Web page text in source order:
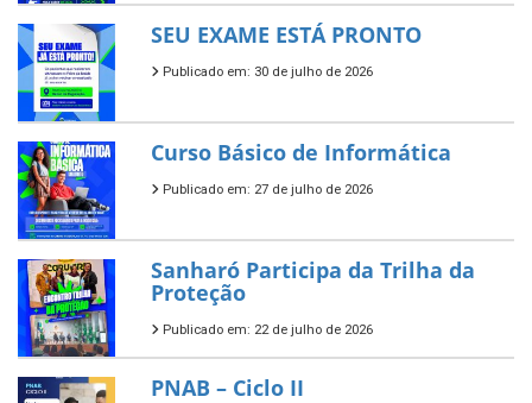
SEU EXAME ESTÁ PRONTO
Publicado em: 30 de julho de 2026
Curso Básico de Informática
Publicado em: 27 de julho de 2026
Sanharó Participa da Trilha da
Proteção
Publicado em: 22 de julho de 2026
PNAB – Ciclo II